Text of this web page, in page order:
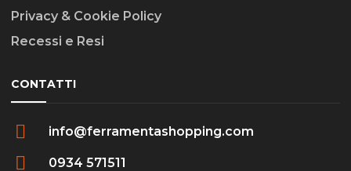
Privacy & Cookie Policy
Recessi e Resi
CONTATTI
info@ferramentashopping.com
0934 571511